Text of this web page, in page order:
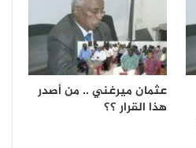
عثمان ميرغني .. من أصدر
هذا القرار ؟؟